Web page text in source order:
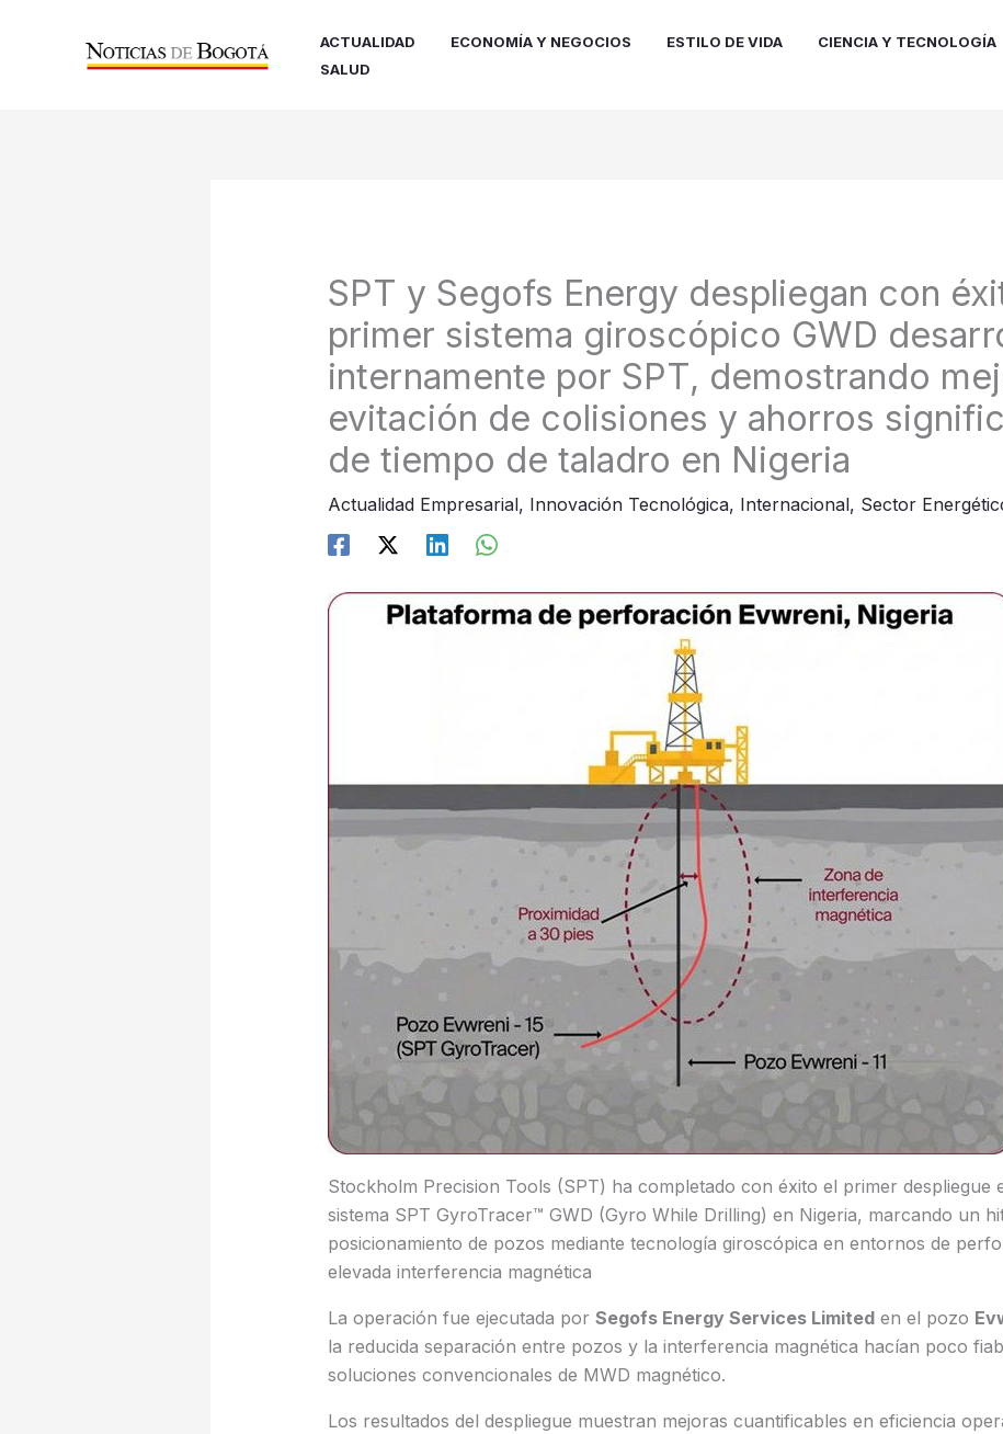
ACTUALIDAD ECONOMÍA Y NEGOCIOS ESTILO DE VIDA CIENCIA Y TECNOLOGÍA
SALUD
SPT y Segofs Energy despliegan con
primer sistema giroscópico GWD
internamente por SPT, demostrando
evitación de colisiones y ahorros
de tiempo de taladro en Nigeria
Actualidad Empresarial, Innovación Tecnológica, Internacional, Sector
Stockholm Precision Tools (SPT) ha completado con éxito el primer despliegue
sistema SPT GyroTracer™ GWD (Gyro While Drilling) en Nigeria, marcando un
posicionamiento de pozos mediante tecnología giroscópica en entornos de
elevada interferencia magnética
La operación fue ejecutada por Segofs Energy Services Limiteden el pozo
la reducida separación entre pozos y la interferencia magnética hacían poco
soluciones convencionales de MWD magnético.
Los resultados del despliegue muestran mejoras cuantificables en eficiencia